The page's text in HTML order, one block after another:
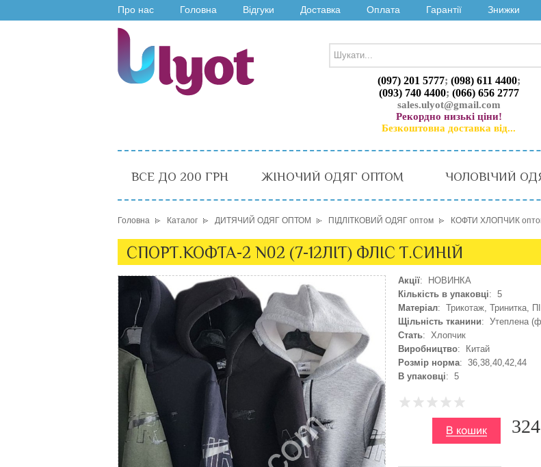
Про нас Головна Відгуки Доставка Оплата Гарантії Знижки
(097) 201 5777; (098) 611 4400;
(093) 740 4400; (066) 656 2777
sales.ulyot@gmail.com
Рекордно низькі ціни!
Безкоштовна доставка від...
ВСЕ ДО 200 ГРН ЖІНОЧИЙ ОДЯГ ОПТОМ ЧОЛОВІЧИЙ
Головна Каталог ДИТЯЧИЙ ОДЯГ ОПТОМ ПІДЛІТКОВИЙ ОДЯГ оптом КОФТИ ХЛОПЧИК
СПОРТ.КОФТА-2 N02 (7-12ЛІТ) ФЛІС Т.СИНІЙ
Акції: НОВИНКА
Кількість в упаковці: 5
Матеріал: Трикотаж, Тринитка,
Щільність тканини: Утеплена
Стать: Хлопчик
Виробництво: Китай
Розмір норма: 36,38,40,42,44
В упаковці: 5
324